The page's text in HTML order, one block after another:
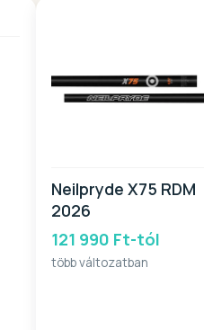
Neilpryde X75 RDM
2026
121 990 Ft-tól
több változatban